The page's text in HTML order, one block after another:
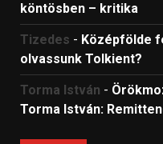
köntösben – kritika
Tizedes - Középfölde
olvassunk Tolkient?
Torma István -
Torma István: